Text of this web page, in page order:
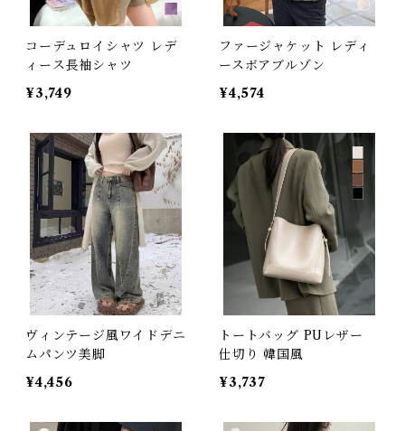
コーデュロイシャツ レデ
ィース長袖シャツ
¥3,749
ファージャケット レディ
ースボアブルゾン
¥4,574
ヴィンテージ風ワイドデニ
ムパンツ美脚
¥4,456
トートバッグ PUレザー
仕切り 韓国風
¥3,737